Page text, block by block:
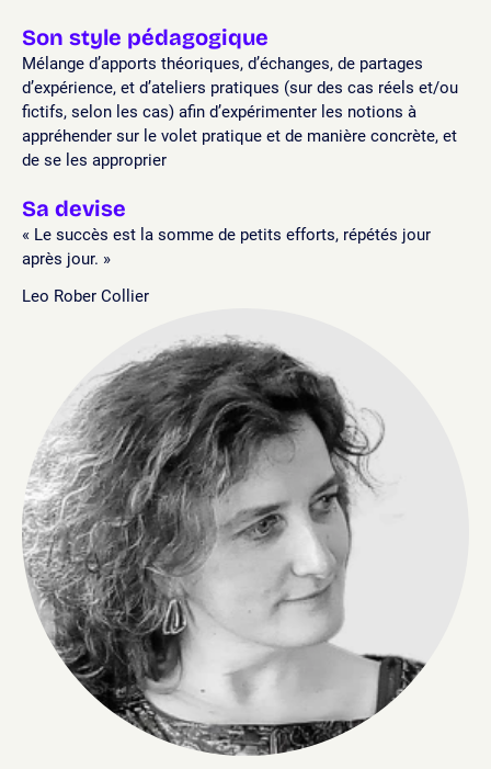
Son style pédagogique
Mélange d’apports théoriques, d’échanges, de partages
d’expérience, et d’ateliers pratiques (sur des cas réels et/ou
fictifs, selon les cas) afin d’expérimenter les notions à
appréhender sur le volet pratique et de manière concrète, et
de se les approprier
Sa devise
« Le succès est la somme de petits efforts, répétés jour
après jour. »
Leo Rober Collier